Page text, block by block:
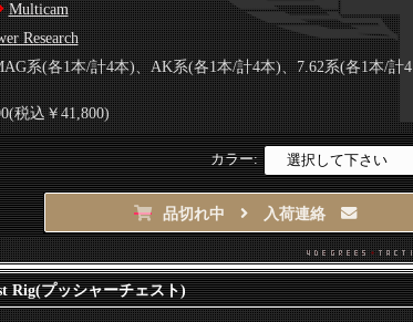
Multicam
Research
系(各1本/計4本)、AK系(各1本/計4本)、7.62系(各1本/計4
税込￥41,800)
カラー:
品切れ中 入荷連絡
Rig(プッシャーチェスト)